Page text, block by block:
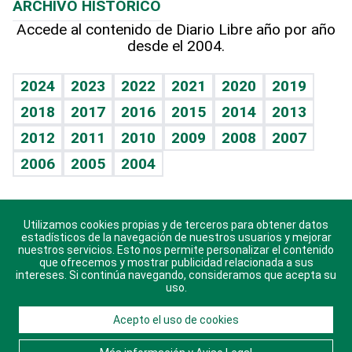
Hablando con el pediatra
Vida y familia
Eñe
Celebrando la vida
Sin complejos
En pocas palabras
Escuchando al corazón
Economía Personal
TBT Deportivo
Más firmas
Hecho en casa
Guía del dinero
Cumpleaños
Horóscopos
Crucigramas
ARCHIVO HISTÓRICO
Accede al contenido de Diario Libre año por año
desde el 2004.
2024 2023 2022 2021 2020
2019
2018
2017 2016 2015 2014
2013
2012
2011 2010 2009 2008
2007
2006
2005 2004
Descarga nuestras aplicaciones para Android, iOS y
sistema Huawei.
© 2021 Diario Libre, todos los derechos reservados.
Utilizamos cookies propias y de terceros para obtener datos
estadísticos de la navegación de nuestros usuarios y mejorar
nuestros servicios. Esto nos permite personalizar el contenido
que ofrecemos y mostrar publicidad relacionada a sus
intereses. Si continúa navegando, consideramos que acepta su
uso.
Acepto el uso de cookies